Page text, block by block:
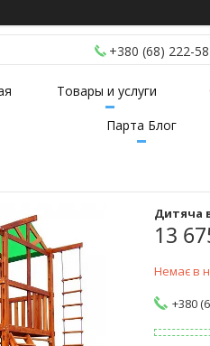
+380 (68) 222-
Товары и услуги
Парта Блог
Дитяча
13
Немає в
+380